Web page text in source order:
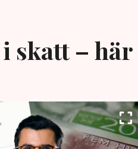
skatt – här